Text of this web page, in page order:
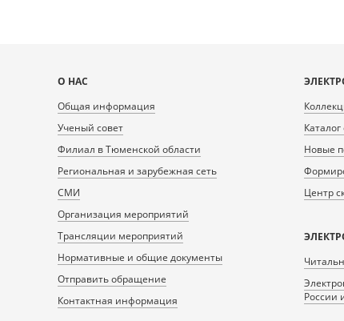
Карта
сайта
О НАС
Общая информация
Ученый совет
Филиал в Тюменской области
Региональная и зарубежная сеть
СМИ
Организация мероприятий
Трансляции мероприятий
Нормативные и общие документы
Отправить обращение
Контактная информация
Новые
Центр
России